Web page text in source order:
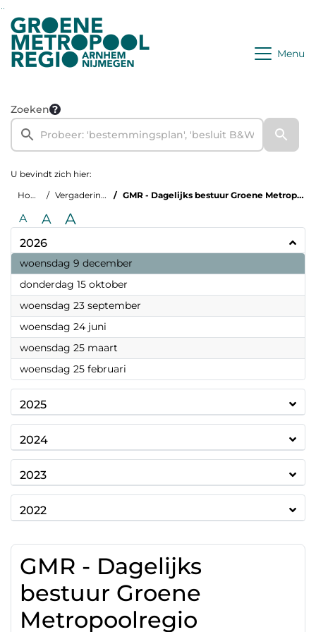
Ga naar de inhoud van deze pagina
Ga naar het zoeken
Ga naar het menu
Menu
Zoeken
U bevindt zich hier:
Home
Vergaderingen GMR - Dagelijks bestuur Groene Metropoolregio
A A A
2026
woensdag 9 december
donderdag 15 oktober
woensdag 23 september
woensdag 24 juni
woensdag 25 maart
woensdag 25 februari
2025
2024
2023
2022
GMR - Dagelijks
bestuur Groene
Metropoolregio